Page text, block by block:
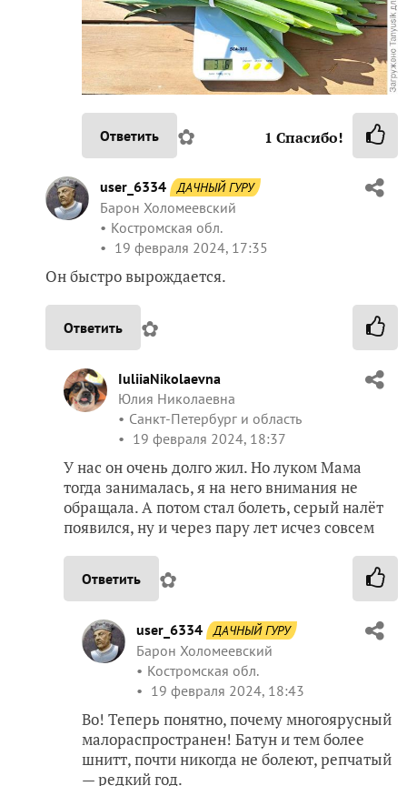
Ответить ✿ 1 Спасибо!
user_6334 ДАЧНЫЙ ГУРУ
Барон Холомеевский
Костромская обл.
19 февраля 2024, 17:35
Он быстро вырождается.
Ответить ✿
IuliiaNikolaevna
Юлия Николаевна
Санкт-Петербург и область
19 февраля 2024, 18:37
У нас он очень долго жил. Но луком Мама
тогда занималась, я на него внимания не
обращала. А потом стал болеть, серый налёт
появился, ну и через пару лет исчез совсем
Ответить ✿
user_6334 ДАЧНЫЙ ГУРУ
Барон Холомеевский
Костромская обл.
19 февраля 2024, 18:43
Во! Теперь понятно, почему многоярусный
малораспространен! Батун и тем более
шнитт, почти никогда не болеют, репчатый
— редкий год.